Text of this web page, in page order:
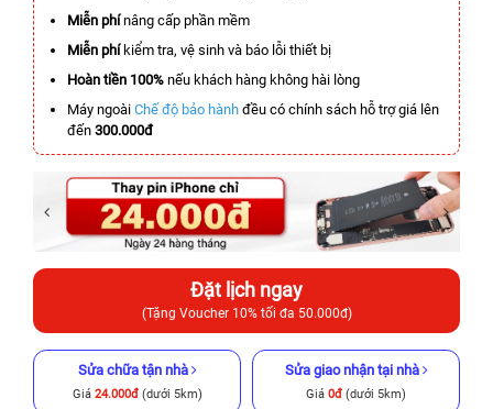
Miễn phínâng cấp phần mềm
Miễn phíkiểm tra, vệ sinh và báo lỗi thiết bị
Hoàn tiền 100% nếu khách hàng không hài lòng
Máy ngoài Chế độ bảo hành đều có chính sách hỗ trợ giá lên
đến 300.000đ
Đặt lịch ngay
(Tặng Voucher 10% tối đa 50.000đ)
Sửa chữa tận nhà
Giá 24.000đ(dưới 5km)
Sửa giao nhận tại nhà
Giá 0đ (dưới 5km)